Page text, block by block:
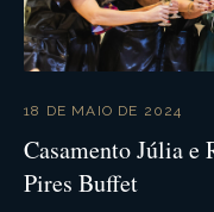
18 DE MAIO DE 2024
Casamento Júlia e
Pires Buffet